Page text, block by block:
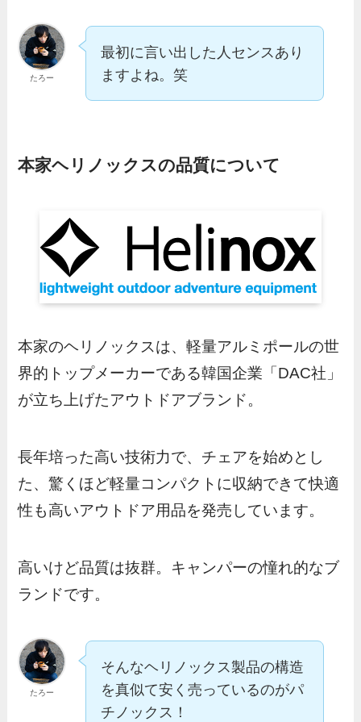
たろー
最初に言い出した人センスあり
ますよね。笑
本家ヘリノックスの品質について
本家のヘリノックスは、軽量アルミポールの世
界的トップメーカーである韓国企業「DAC社」
が立ち上げたアウトドアブランド。
長年培った高い技術力で、チェアを始めとし
た、驚くほど軽量コンパクトに収納できて快適
性も高いアウトドア用品を発売しています。
高いけど品質は抜群。キャンパーの憧れ的なブ
ランドです。
たろー
そんなヘリノックス製品の構造
を真似て安く売っているのがパ
チノックス！